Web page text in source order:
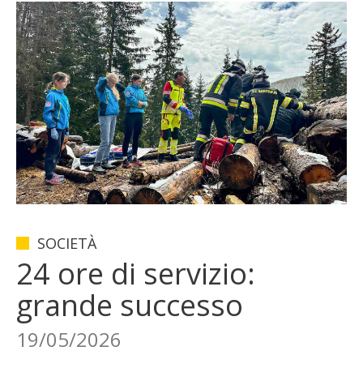
SOCIETÀ
24 ore di servizio:
grande successo
19/05/2026